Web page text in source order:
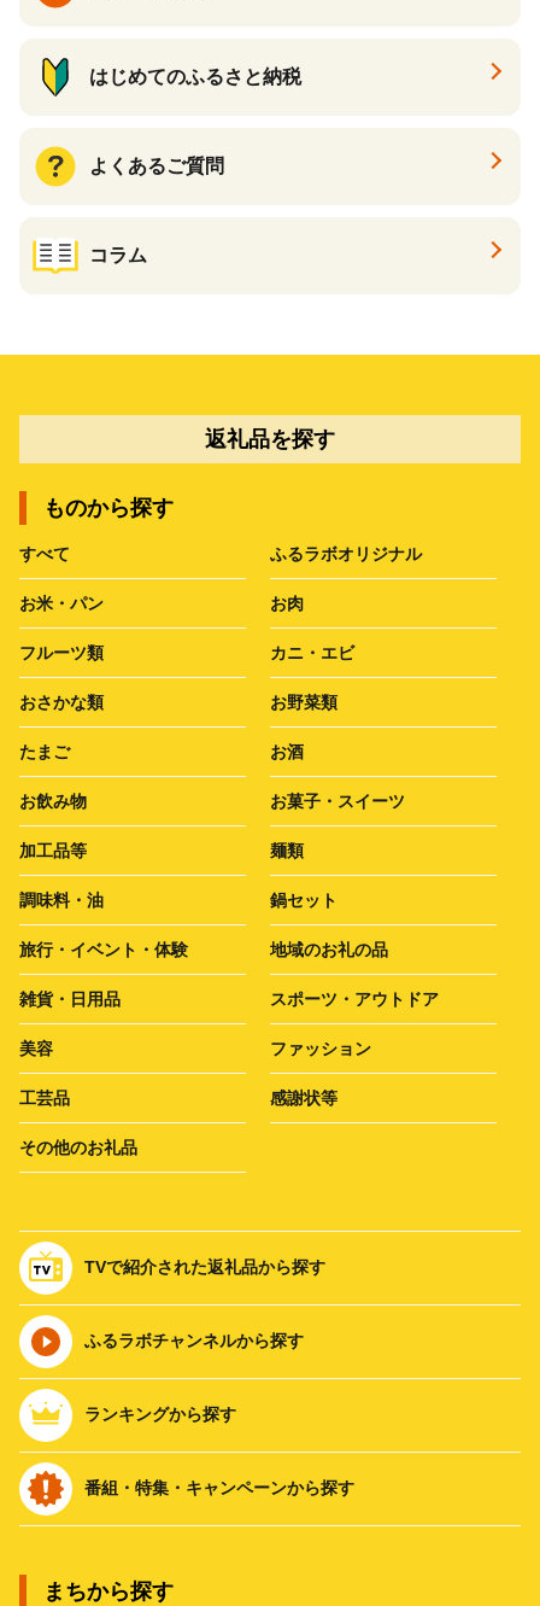
はじめてのふるさと納税
よくあるご質問
コラム
返礼品を探す
ものから探す
すべて ふるラボオリジナル
お米・パン お肉
フルーツ類 カニ・エビ
おさかな類 お野菜類
たまご お酒
お飲み物 お菓子・スイーツ
加工品等 麺類
調味料・油 鍋セット
旅行・イベント・体験 地域のお礼の品
雑貨・日用品 スポーツ・アウトドア
美容 ファッション
工芸品 感謝状等
その他のお礼品
TVで紹介された返礼品から探す
ふるラボチャンネルから探す
ランキングから探す
番組・特集・キャンペーンから探す
まちから探す